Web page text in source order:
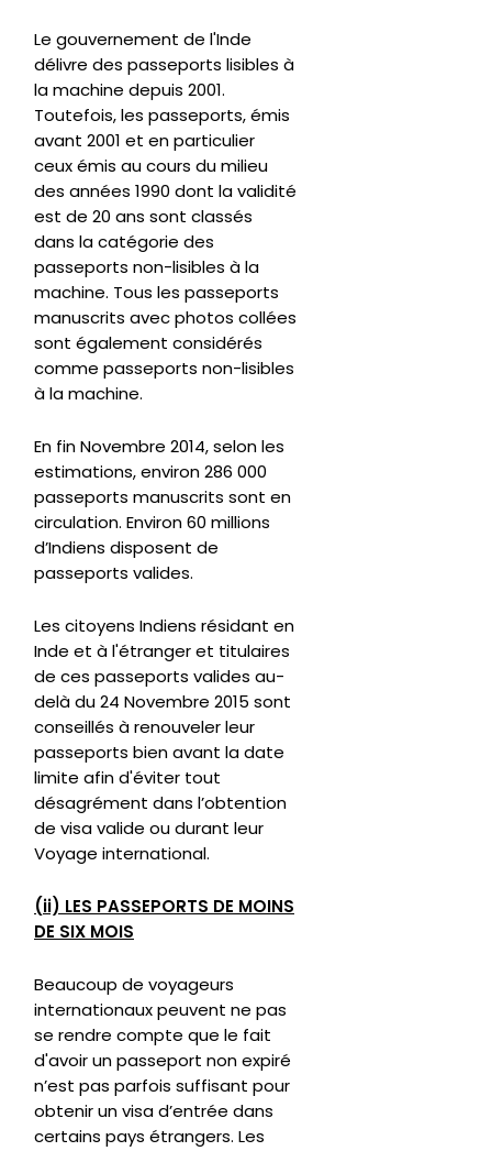
Le gouvernement de l'Inde
délivre des passeports lisibles à
la machine depuis 2001.
Toutefois, les passeports, émis
avant 2001 et en particulier
ceux émis au cours du milieu
des années 1990 dont la validité
est de 20 ans sont classés
dans la catégorie des
passeports non-lisibles à la
machine. Tous les passeports
manuscrits avec photos collées
sont également considérés
comme passeports non-lisibles
à la machine.
En fin Novembre 2014, selon les
estimations, environ 286 000
passeports manuscrits sont en
circulation. Environ 60 millions
d’Indiens disposent de
passeports valides.
Les citoyens Indiens résidant en
Inde et à l'étranger et titulaires
de ces passeports valides au-
delà du 24 Novembre 2015 sont
conseillés à renouveler leur
passeports bien avant la date
limite afin d'éviter tout
désagrément dans l’obtention
de visa valide ou durant leur
Voyage international.
(ii) LES PASSEPORTS DE MOINS
DE SIX MOIS
Beaucoup de voyageurs
internationaux peuvent ne pas
se rendre compte que le fait
d'avoir un passeport non expiré
n’est pas parfois suffisant pour
obtenir un visa d’entrée dans
certains pays étrangers. Les